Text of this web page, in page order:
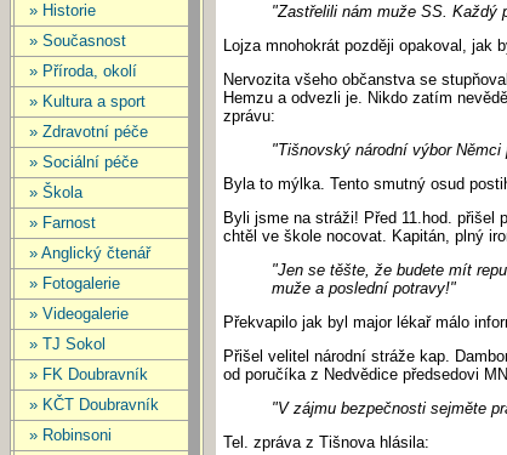
» Historie
» Současnost
» Příroda, okolí
» Kultura a sport
» Zdravotní péče
» Sociální péče
» Škola
» Farnost
» Anglický čtenář
» Fotogalerie
» Videogalerie
» TJ Sokol
» FK Doubravník
» KČT Doubravník
» Robinsoni
"Zastřelili nám muže SS. Každý
Lojza mnohokrát později opakoval, jak
Nervozita všeho občanstva se
Hemzu a odvezli je. Nikdo zatím
zprávu:
"Tišnovský národní výbor Němci
Byla to mýlka. Tento smutný osud
Byli jsme na stráži! Před 11.hod. přišel
chtěl ve škole nocovat. Kapitán, plný
"Jen se těšte, že budete mít
muže a poslední potravy!"
Překvapilo jak byl major lékař málo
Přišel velitel národní stráže kap.
od poručíka z Nedvědice předsedovi
"V zájmu bezpečnosti sejměte
Tel. zpráva z Tišnova hlásila: